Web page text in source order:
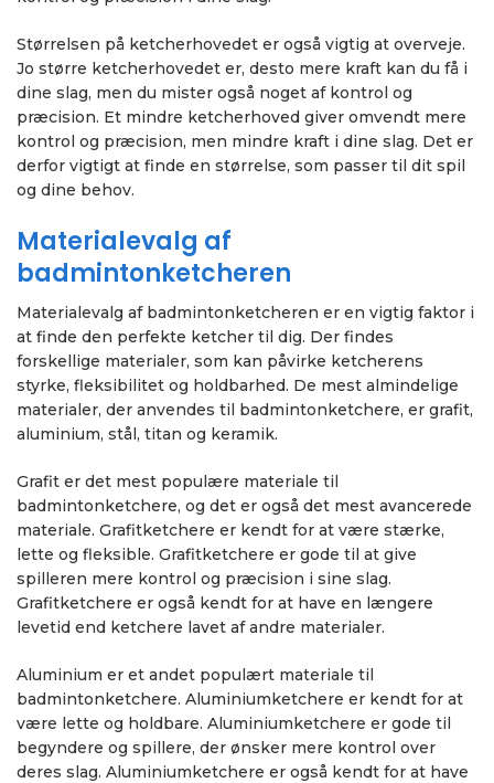
Størrelsen på ketcherhovedet er også vigtig at overveje.
Jo større ketcherhovedet er, desto mere kraft kan du få i
dine slag, men du mister også noget af kontrol og
præcision. Et mindre ketcherhoved giver omvendt mere
kontrol og præcision, men mindre kraft i dine slag. Det er
derfor vigtigt at finde en størrelse, som passer til dit spil
og dine behov.
Materialevalg af
badmintonketcheren
Materialevalg af badmintonketcheren er en vigtig faktor i
at finde den perfekte ketcher til dig. Der findes
forskellige materialer, som kan påvirke ketcherens
styrke, fleksibilitet og holdbarhed. De mest almindelige
materialer, der anvendes til badmintonketchere, er grafit,
aluminium, stål, titan og keramik.
Grafit er det mest populære materiale til
badmintonketchere, og det er også det mest avancerede
materiale. Grafitketchere er kendt for at være stærke,
lette og fleksible. Grafitketchere er gode til at give
spilleren mere kontrol og præcision i sine slag.
Grafitketchere er også kendt for at have en længere
levetid end ketchere lavet af andre materialer.
Aluminium er et andet populært materiale til
badmintonketchere. Aluminiumketchere er kendt for at
være lette og holdbare. Aluminiumketchere er gode til
begyndere og spillere, der ønsker mere kontrol over
deres slag. Aluminiumketchere er også kendt for at have